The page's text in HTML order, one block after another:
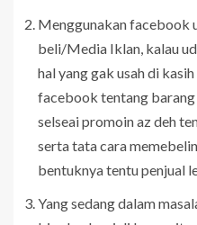
Menggunakan facebook
beli/Media Iklan, kalau
hal yang gak usah di
facebook tentang barang
selseai promoin az deh
serta tata cara
bentuknya tentu penjual
Yang sedang dalam